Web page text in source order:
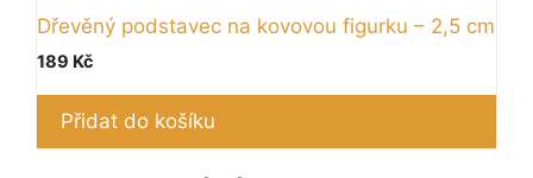
Dřevěný podstavec na kovovou figurku – 2,5 cm
189 Kč
Přidat do košíku